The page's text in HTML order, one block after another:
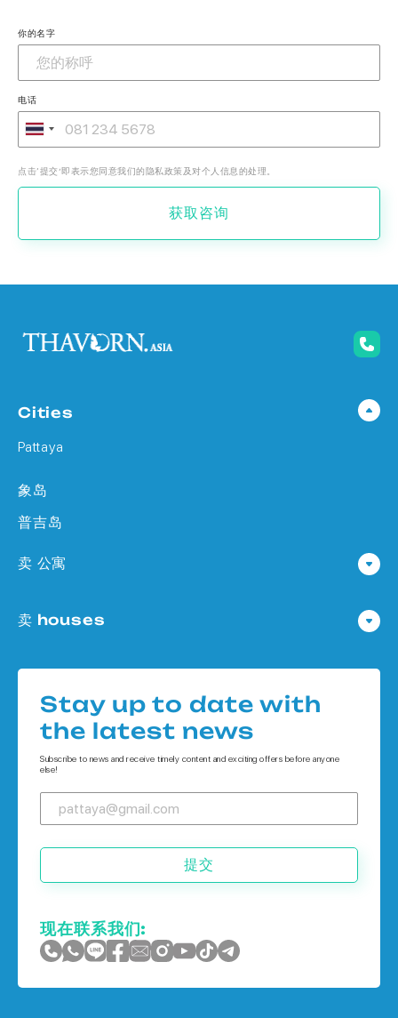
你的名字
电话
点击‘提交’即表示您同意我们的隐私政策及对个人信息的处理。
获取咨询
Cities
Pattaya
象岛
普吉岛
卖 公寓
公寓 在
公寓 在 普吉岛
卖 houses
Houses 在 象岛
Stay up to date with
the latest news
Subscribe to news and receive timely content and exciting offers before anyone
else!
提交
现在联系我们: